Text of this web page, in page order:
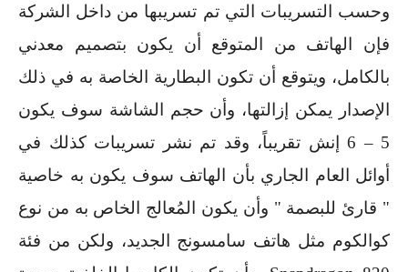
وحسب التسريبات التي تم تسريبها من داخل الشركة
فإن الهاتف من المتوقع أن يكون بتصميم معدني
بالكامل، ويتوقع أن تكون البطارية الخاصة به في ذلك
الإصدار يمكن إزالتها، وأن حجم الشاشة سوف يكون
5
–
6 إنش تقريباً، وقد تم نشر تسريبات كذلك في
أوائل العام الجاري بأن الهاتف سوف يكون به خاصية
" قارئ للبصمة " وأن يكون المُعالج الخاص به من نوع
كوالكوم مثل هاتف سامسونج الجديد، ولكن من فئة